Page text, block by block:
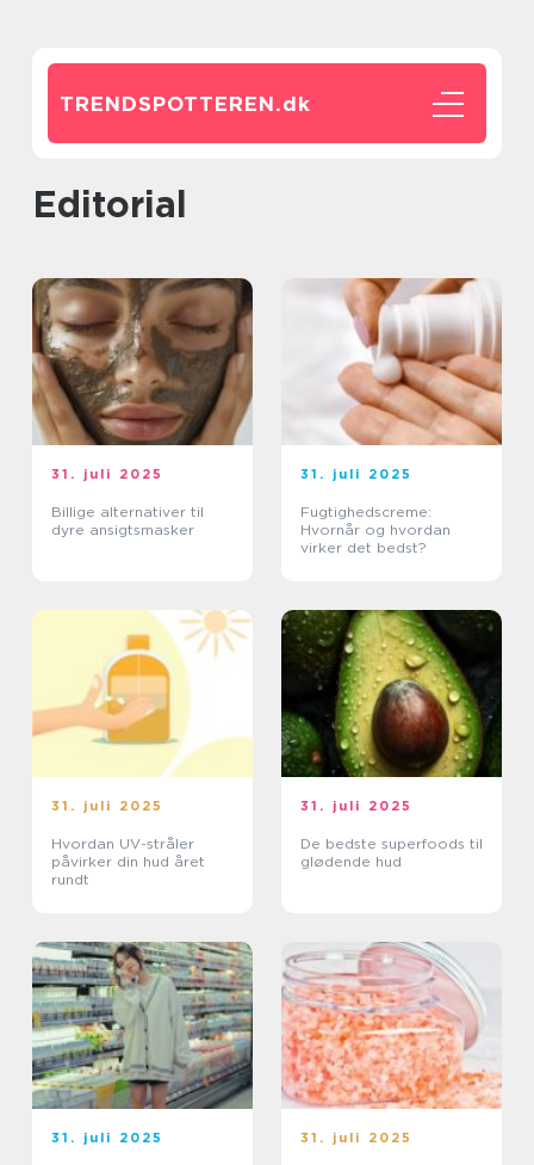
TRENDSPOTTEREN.dk
editorial
31. juli 2025
Billige alternativer til
dyre ansigtsmasker
31. juli 2025
Fugtighedscreme:
Hvornår og hvordan
virker det bedst?
31. juli 2025
Hvordan UV-stråler
påvirker din hud året
rundt
31. juli 2025
De bedste superfoods til
glødende hud
31. juli 2025 31. juli 2025